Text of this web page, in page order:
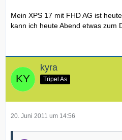
Mein XPS 17 mit FHD AG ist
kann ich heute Abend etwas zum
kyra
Tripel As
20. Juni 2011 um 14:56